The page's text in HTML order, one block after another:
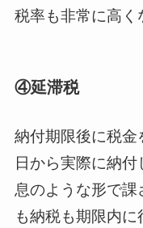
税率も非常に高く
④延滞税
納付期限後に税金
日から実際に納
息のような形で
も納税も期限内